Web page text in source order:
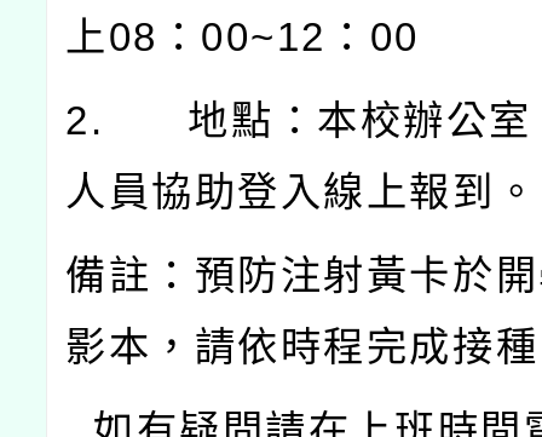
上08 ： 00~12 ： 00
2. 地點：本校辦公
人員協助登入線上報到。
備註：預防注射黃卡於
影本，請依時程完成接